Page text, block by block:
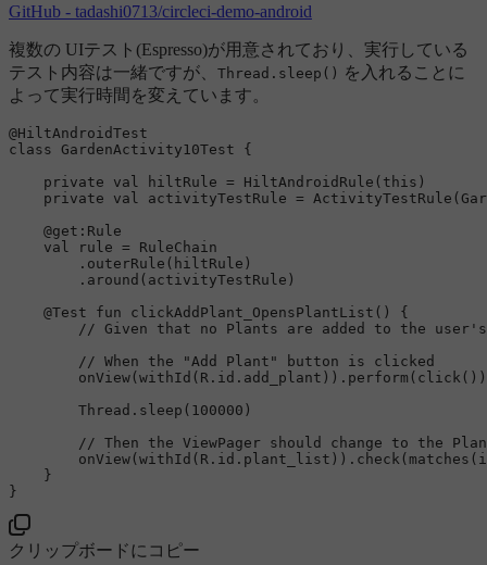
GitHub - tadashi0713/circleci-demo-android
複数の UIテスト(Espresso)が用意されており、実行している
テスト内容は一緒ですが、 Thread.sleep() を入れることに
よって実行時間を変えています。
@HiltAndroidTest
class GardenActivity10Test {
private
val hiltRule = HiltAndroidRule( this )
private
val
activityTestRule =
@get:Rule
val
rule = RuleChain
        .outerRule(hiltRule)
        .around(activityTestRule)
@Test
fun clickAddPlant_OpensPlantList ()
{
// Given that no Plants are added to the user's
// When the "Add Plant" button is clicked
        onView(withId(R.id.add_plant)).perform(click())
        Thread.sleep(
100000 )
// Then the ViewPager should change to the
    }
クリップボードにコピー